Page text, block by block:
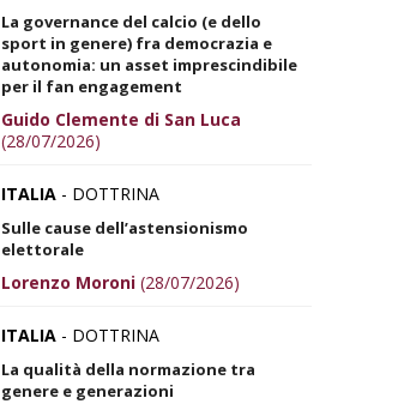
La governance del calcio (e dello
sport in genere) fra democrazia e
autonomia: un asset imprescindibile
per il fan engagement
Guido Clemente di San Luca
(28/07/2026)
ITALIA - DOTTRINA
Sulle cause dell’astensionismo
elettorale
Lorenzo Moroni (28/07/2026)
ITALIA - DOTTRINA
La qualità della normazione tra
genere e generazioni